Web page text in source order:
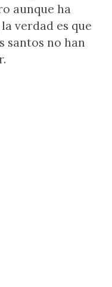
aunque ha
verdad es que
santos no han